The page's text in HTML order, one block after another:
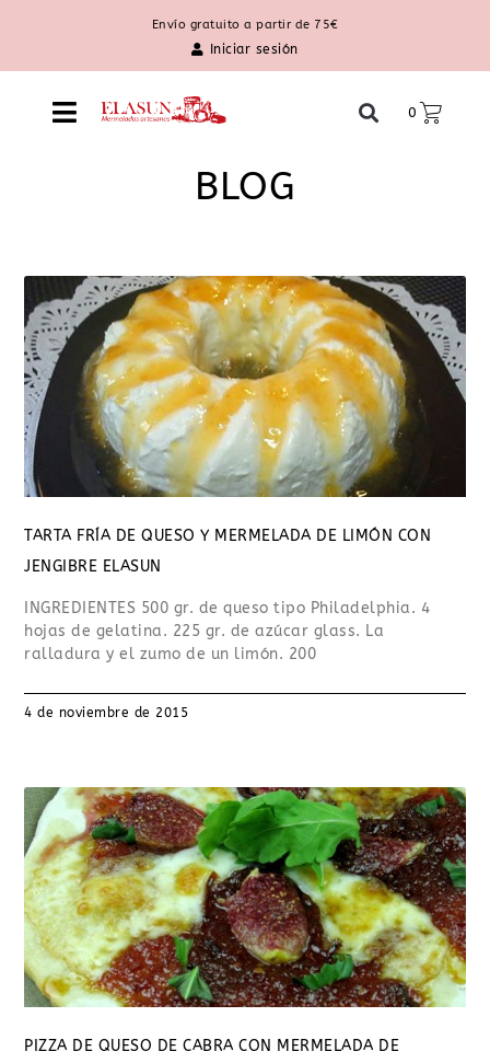
Envío gratuito a partir de 75€
Iniciar sesión
0
BLOG
TARTA FRÍA DE QUESO Y MERMELADA DE LIMÓN CON
JENGIBRE ELASUN
INGREDIENTES 500 gr. de queso tipo Philadelphia. 4
hojas de gelatina. 225 gr. de azúcar glass. La
ralladura y el zumo de un limón. 200
4 de noviembre de 2015
PIZZA DE QUESO DE CABRA CON MERMELADA DE